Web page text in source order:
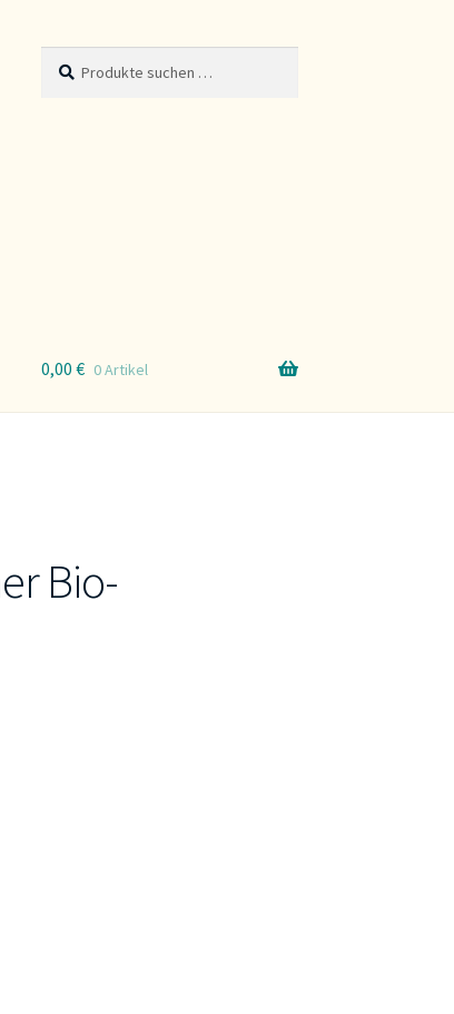
nach:
0,00 € 0 Artikel
Bio-